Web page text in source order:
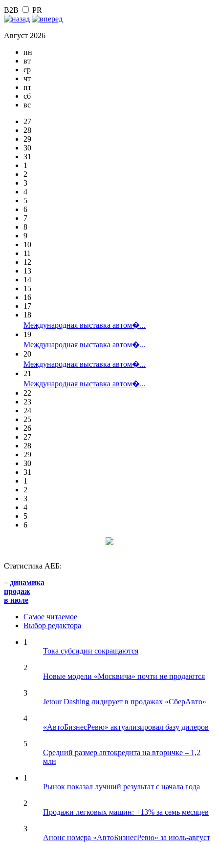
B2B PR
Август 2026
пн
вт
ср
чт
пт
сб
вс
27
28
29
30
31
1
2
3
4
5
6
7
8
9
10
11
12
13
14
15
16
17
18
Международная выставка автом�...
19
Международная выставка автом�...
20
Международная выставка автом�...
21
Международная выставка автом�...
22
23
24
25
26
27
28
29
30
31
1
2
3
4
5
6
Статистика АЕБ:
– динамика
продаж
в июле
Самое читаемое
Выбор редактора
1
Тока субсидии сокращаются
2
Новые модели «Москвича» почти не продаются
3
Jetour Dashing лидирует в продажах «СберАвто»
4
«АвтоБизнесРевю» актуализировал базу дилеров
5
Средний размер автокредита на вторичке – 1,2
млн
1
Рынок показал лучший результат с начала года
2
Продажи легковых машин: +13% за семь месяцев
3
Анонс номера «АвтоБизнесРевю» за июль-август